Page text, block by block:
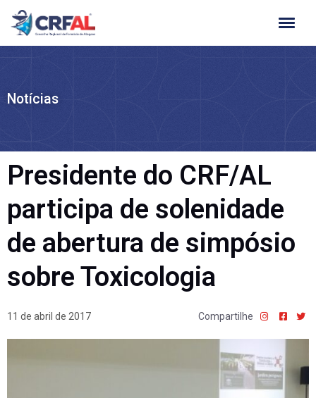
Ir
para
Notícias
Presidente do CRF/AL
participa de solenidade
de abertura de simpósio
sobre Toxicologia
11 de abril de 2017 Compartilhe